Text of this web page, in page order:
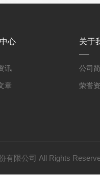
心
讯
章
关于
公司
荣誉
有限公司 All Rights